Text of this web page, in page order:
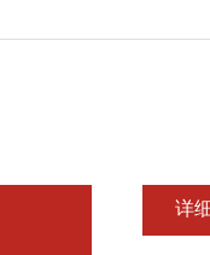
详